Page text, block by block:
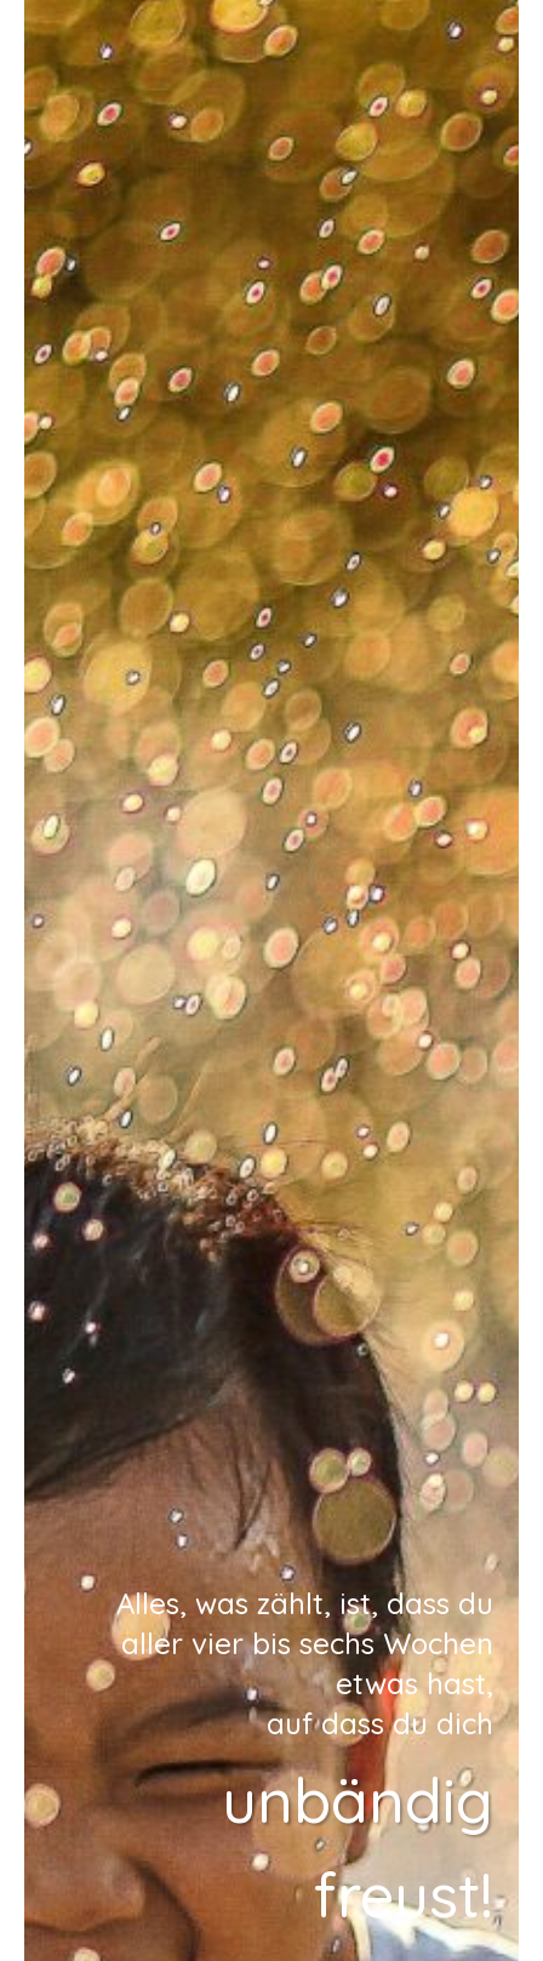
Alles, was zählt, ist, dass du
aller vier bis sechs Wochen
etwas hast,
auf dass du dich
unbändig
freust!